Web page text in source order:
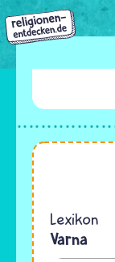
Direkt
zum
Inhalt
Hinduismus
Lexikon
Varna